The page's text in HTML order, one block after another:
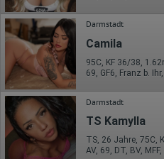
Darmstadt
Camila
95C, KF 36/38,
Darmstadt
TS Kamylla
AV, 69, DT, BV, MFF,